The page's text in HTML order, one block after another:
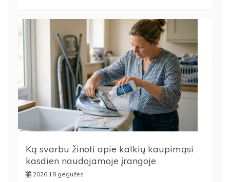
Ką svarbu žinoti apie kalkių kaupimąsi
kasdien naudojamoje įrangoje
2026 18 gegužės